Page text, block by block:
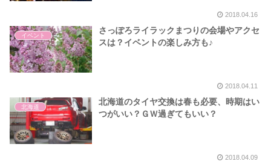
2018.04.16
イベント
さっぽろライラックまつりの会場やアクセ
スは？イベントの楽しみ方も♪
2018.04.11
北海道
北海道のタイヤ交換は春も必要、時期はい
つがいい？ＧＷ過ぎてもいい？
2018.04.09